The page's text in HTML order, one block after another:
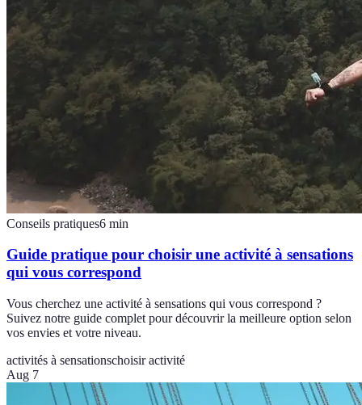
Conseils pratiques6 min
Guide pratique pour choisir une activité à sensations
qui vous correspond
Vous cherchez une activité à sensations qui vous correspond ?
Suivez notre guide complet pour découvrir la meilleure option selon
vos envies et votre niveau.
activités à sensationschoisir activité
Aug 7